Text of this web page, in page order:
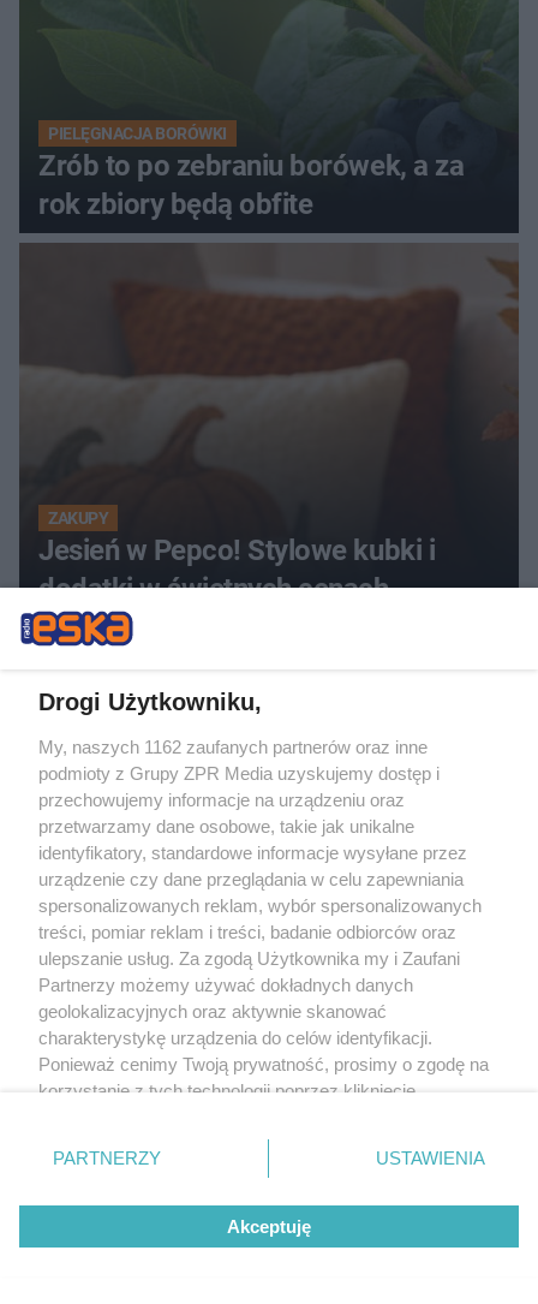
PIELĘGNACJA BORÓWKI
Zrób to po zebraniu borówek, a za
rok zbiory będą obfite
ZAKUPY
Jesień w Pepco! Stylowe kubki i
dodatki w świetnych cenach
TEST OSOBOWOŚCI
Psychotest. Wybierz jeden kwiat i
sprawdź, jaki masz typ osobowości
ZOBACZ WIĘCEJ
Drogi Użytkowniku,
My, naszych 1162 zaufanych partnerów oraz inne
podmioty z Grupy ZPR Media uzyskujemy dostęp i
przechowujemy informacje na urządzeniu oraz
przetwarzamy dane osobowe, takie jak unikalne
identyfikatory, standardowe informacje wysyłane przez
urządzenie czy dane przeglądania w celu zapewniania
spersonalizowanych reklam, wybór spersonalizowanych
treści, pomiar reklam i treści, badanie odbiorców oraz
ulepszanie usług. Za zgodą Użytkownika my i Zaufani
Partnerzy możemy używać dokładnych danych
geolokalizacyjnych oraz aktywnie skanować
charakterystykę urządzenia do celów identyfikacji.
Ponieważ cenimy Twoją prywatność, prosimy o zgodę na
korzystanie z tych technologii poprzez kliknięcie
zmienić/wycofać klikając przycisk ustawień prywatności
znajdujący się w lewym dolnym rogu strony
rodzaje przetwarzania danych nie wymagają zgody
użytkownika, ale masz prawo sprzeciwić się takiemu
przetwarzaniu. Preferencje będą miały zastosowanie tylko
PARTNERZY USTAWIENIA
Akceptuję